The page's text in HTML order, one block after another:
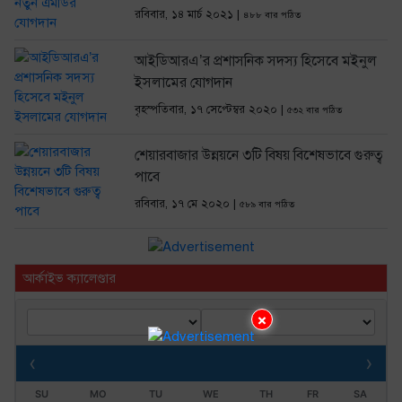
×
রবিবার, ১৪ মার্চ ২০২১ | ৪৮৮ বার পঠিত
আইডিআরএ’র প্রশাসনিক সদস্য হিসেবে মইনুল
ইসলামের যোগদান
বৃহস্পতিবার, ১৭ সেপ্টেম্বর ২০২০ | ৫৩২ বার পঠিত
শেয়ারবাজার উন্নয়নে ৩টি বিষয় বিশেষভাবে গুরুত্ব
পাবে
রবিবার, ১৭ মে ২০২০ | ৫৮৯ বার পঠিত
আর্কাইভ ক্যালেণ্ডার
‹ ›
SU MO TU WE TH FR SA